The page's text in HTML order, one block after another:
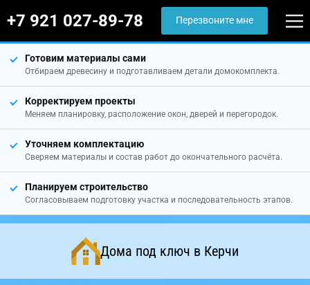
+7 921 027-89-78 Перезвоните мне
Готовим материалы сами
Отбираем древесину и подготавливаем детали домокомплекта.
Корректируем проекты
Меняем планировку, расположение окон, дверей и перегородок.
Уточняем комплектацию
Сверяем материалы и состав работ до окончательного расчёта.
Планируем строительство
Согласовываем подготовку участка и последовательность этапов.
Дома под ключ в Керчи